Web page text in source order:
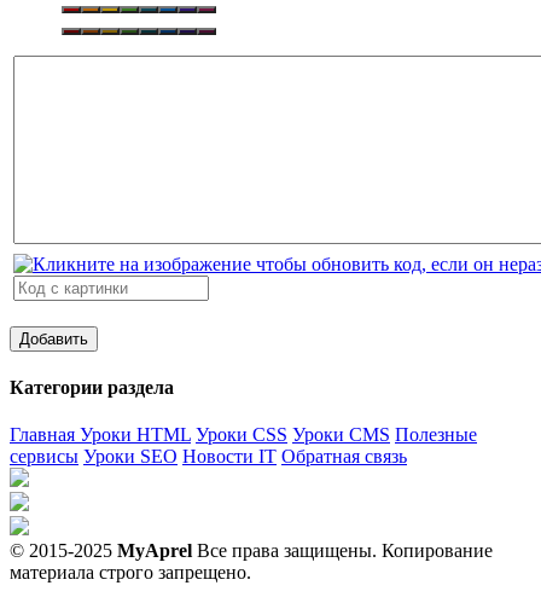
Категории раздела
Главная Уроки HTML Уроки CSS Уроки CMS Полезные
сервисы Уроки SEO Новости IT Обратная связь
© 2015-2025 MyAprel Все права защищены. Копирование
материала строго запрещено.